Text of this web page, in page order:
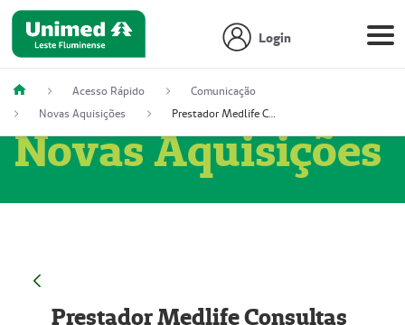
Login
Acesso Rápido
Comunicação
Novas Aquisições
Prestador Medlife Consultas e Diagnósticos (51004334-2)
Novas Aquisições
Prestador Medlife Consultas